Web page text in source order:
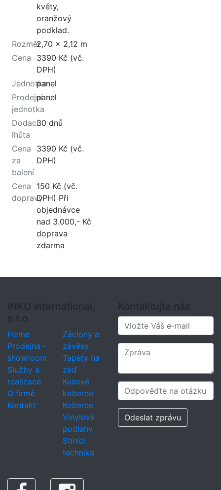
květy,
oranžový
podklad.
Rozměr2,70 x 2,12 m
Cena
3390 Kč (vč.
DPH)
Jednotkapanel
Prodejní
jednotka
panel
Dodací
lhůta
30 dnů
Cena
za
balení
3390 Kč (vč.
DPH)
Cena
dopravy
150 Kč (vč.
DPH) Při
objednávce
nad 3.000,- Kč
doprava
zdarma
INKU International,
s.r.o.
Home
Prodejna -
showroom
Služby a
realizace
O firmě
Kontakt
Záclony a
závěsy
Tapety na
zeď
Kusové
koberce
Koberce
Vinylové
podlahy
Stínící
technika
Kontaktujte nás
Odeslat zprávu